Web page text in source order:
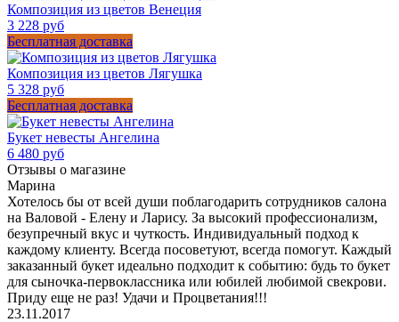
Композиция из цветов Венеция
3 228 руб
Бесплатная доставка
Композиция из цветов Лягушка
5 328 руб
Бесплатная доставка
Букет невесты Ангелина
6 480 руб
Отзывы о магазине
Марина
Хотелось бы от всей души поблагодарить сотрудников салона
на Валовой - Елену и Ларису. За высокий профессионализм,
безупречный вкус и чуткость. Индивидуальный подход к
каждому клиенту. Всегда посоветуют, всегда помогут. Каждый
заказанный букет идеально подходит к событию: будь то букет
для сыночка-первоклассника или юбилей любимой свекрови.
Приду еще не раз! Удачи и Процветания!!!
23.11.2017